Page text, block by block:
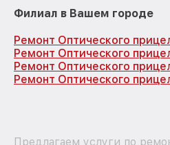
Филиал в Вашем городе
Ремонт Оптического
Ремонт Оптического
Ремонт Оптического
Ремонт Оптического
Предлагаем услуги по